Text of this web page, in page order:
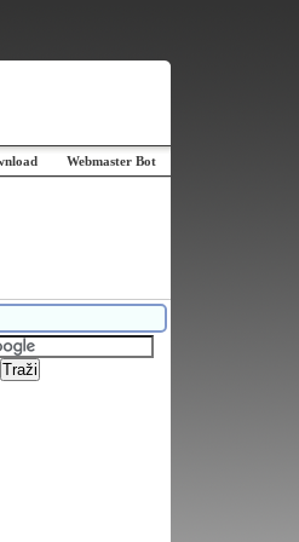
Webmaster Bot